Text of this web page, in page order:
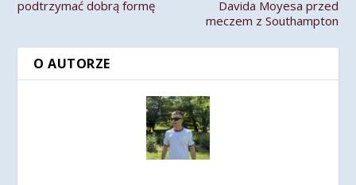
podtrzymać dobrą formę
Davida Moyesa przed
meczem z Southampton
O AUTORZE